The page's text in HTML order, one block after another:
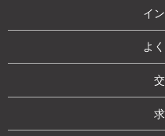
イ
よ